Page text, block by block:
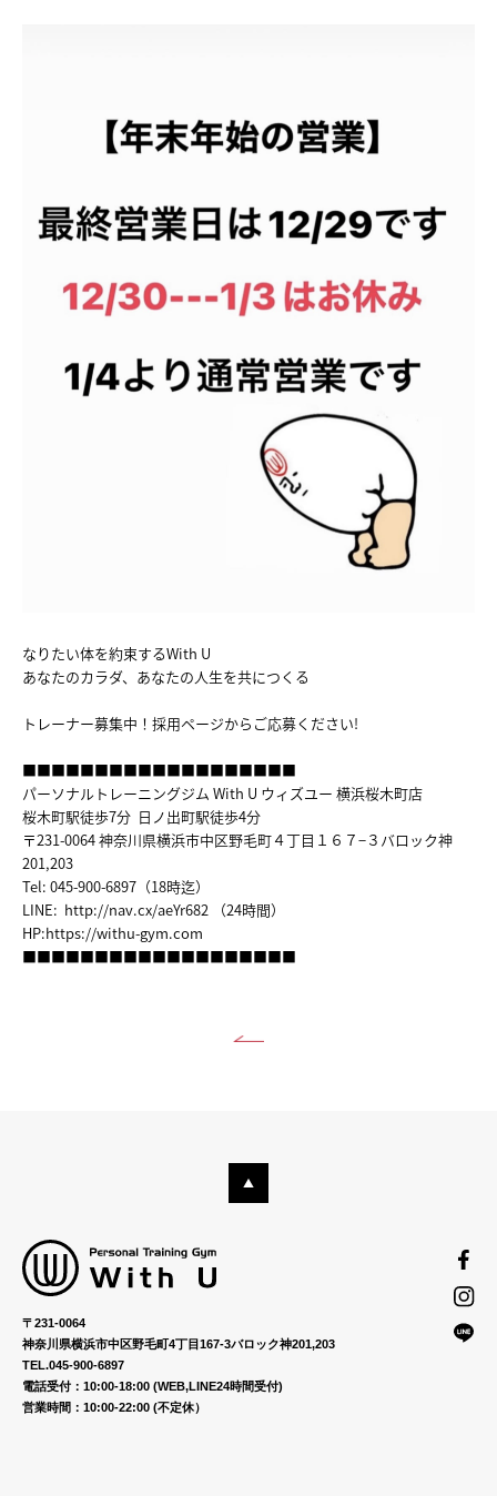
NEWS
ABOUT
TRAINER
VOICE
なりたい体を約束するWith U
あなたのカラダ、あなたの人生を共につくる
トレーナー募集中！採用ページからご応募ください!
■■■■■■■■■■■■■■■■■■■
パーソナルトレーニングジム With U ウィズユー 横浜桜木町店
桜木町駅徒歩7分 日ノ出町駅徒歩4分
〒231-0064 神奈川県横浜市中区野毛町４丁目１６７−３バロック神
201,203
Tel: 045-900-6897（18時迄）
LINE: http://nav.cx/aeYr682 （24時間）
HP:https://withu-gym.com
■■■■■■■■■■■■■■■■■■■
〒231-0064
神奈川県横浜市中区野毛町4丁目167-3バロック神201,203
TEL.045-900-6897
電話受付：10:00-18:00 (WEB,LINE24時間受付)
営業時間：10:00-22:00 (不定休）